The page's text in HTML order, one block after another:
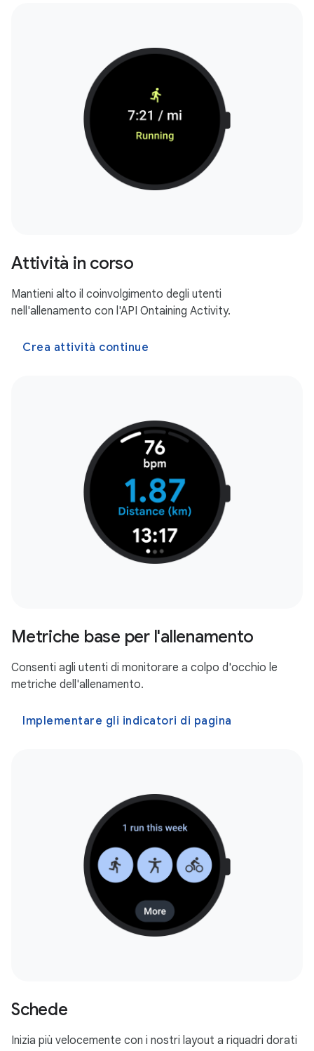
Attività in corso
Mantieni alto il coinvolgimento degli utenti
nell'allenamento con l'API Ontaining Activity.
Crea attività continue
Metriche base per l'allenamento
Consenti agli utenti di monitorare a colpo d'occhio le
metriche dell'allenamento.
Implementare gli indicatori di pagina
Schede
Inizia più velocemente con i nostri layout a riquadri dorati